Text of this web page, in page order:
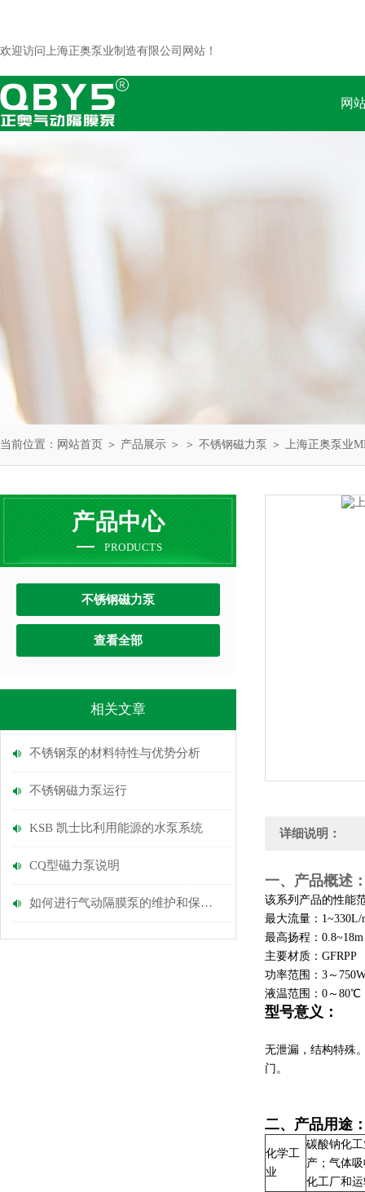
欢迎访问上海正奥泵业制造有限公司网站！
网
当前位置： 网站首页 ＞ 产品展示 ＞ ＞ 不锈钢磁力泵 ＞ 上海正奥泵业
产品中心
PRODUCTS
不锈钢磁力泵
查看全部
相关文章
不锈钢泵的材料特性与优势分析
不锈钢磁力泵运行
KSB 凯士比利用能源的水泵系统
CQ型磁力泵说明
如何进行气动隔膜泵的维护和保养？
详细说明：
一、产品概述
该系列产品的性能
最大流量：1~330L/
最高扬程：0.8~18m
主要材质：GFRPP
功率范围：3～
液温范围：0～80℃
型号意义：
无泄漏，结构特殊
门。
二、产品用途
化学工
业
碳酸钠化
产；气体
化工厂和